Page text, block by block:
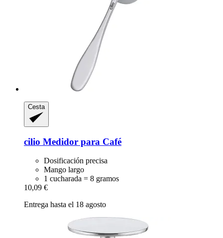
Cesta
cilio Medidor para Café
Dosificación precisa
Mango largo
1 cucharada = 8 gramos
10,09 €
Entrega hasta el 18 agosto